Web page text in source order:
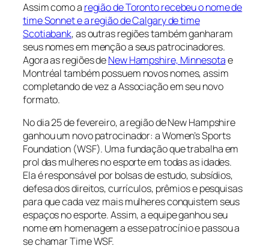
Assim como a região de Toronto recebeu o nome de
time Sonnet e a região de Calgary de time
Scotiabank, as outras regiões também ganharam
seus nomes em menção a seus patrocinadores.
Agora as regiões deNew Hampshire, Minnesotae
Montréal também possuem novos nomes, assim
completando de vez a Associação em seu novo
formato.
No dia 25 de fevereiro, a região de New Hampshire
ganhou um novo patrocinador: a Women’s Sports
Foundation (WSF). Uma fundação que trabalha em
prol das mulheres no esporte em todas as idades.
Ela é responsável por bolsas de estudo, subsídios,
defesa dos direitos, currículos, prêmios e pesquisas
para que cada vez mais mulheres conquistem seus
espaços no esporte. Assim, a equipe ganhou seu
nome em homenagem a esse patrocínio e passou a
se chamar Time WSF.